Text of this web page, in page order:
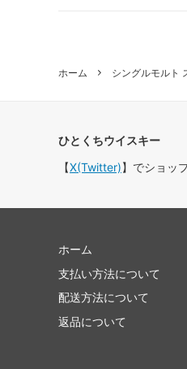
ホーム シングルモルト
ひとくちウイスキー
【X(Twitter)】でショッ
ホーム
支払い方法について
配送方法について
返品について